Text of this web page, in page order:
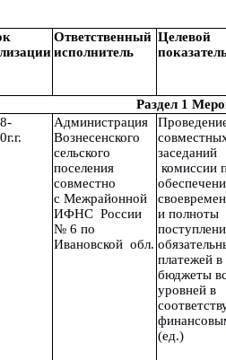
Ответственный
исполнитель
Целевой
по
Администрация
Вознесенского
сельского
поселения
совместно
с Межрайонной
ИФНС  России
№ 6 по
Ивановской  обл.
заседаний
комиссии
и полноты
платежей в
бюджеты
уровней в
(ед.)